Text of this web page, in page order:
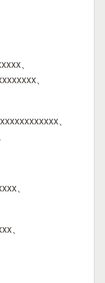
、
、
、
、
、